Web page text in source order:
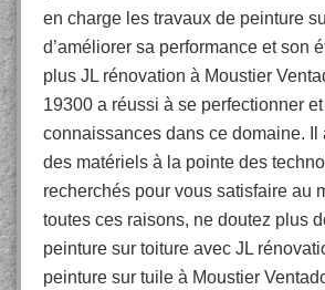
en charge les travaux de peinture
d’améliorer sa performance et son
plus JL rénovation à Moustier
19300 a réussi à se perfectionner
connaissances dans ce domaine. Il
des matériels à la pointe des
recherchés pour vous satisfaire au
toutes ces raisons, ne doutez plus
peinture sur toiture avec JL
peinture sur tuile à Moustier